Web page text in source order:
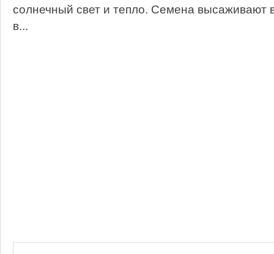
солнечный свет и тепло. Семена высаживают
в...